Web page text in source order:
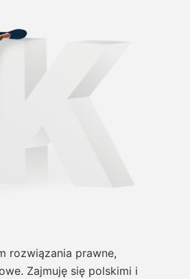
rozwiązania prawne,
Zajmuję się polskimi i